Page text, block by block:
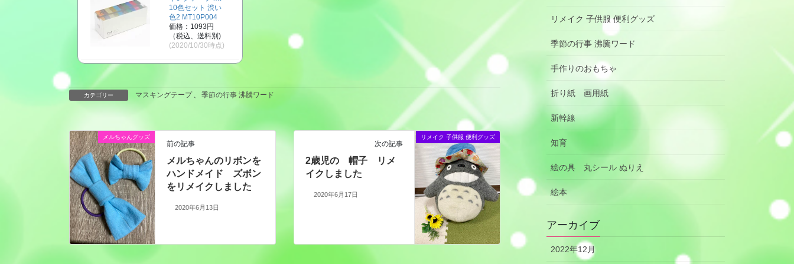
10色セット 渋い
色2 MT10P004
価格：1093円
（税込、送料別)
(2020/10/30時点)
カテゴリー マスキングテープ 季節の行事 沸騰ワード
メルちゃんグッズ
前の記事
メルちゃんのリボンを
ハンドメイド ズボン
をリメイクしました
2020年6月13日
リメイク 子供服 便利グッズ
次の記事
2歳児の 帽子 リメ
イクしました
2020年6月17日
リメイク 子供服 便利グッズ
季節の行事 沸騰ワード
手作りのおもちゃ
折り紙 画用紙
新幹線
知育
絵の具 丸シール ぬりえ
絵本
アーカイブ
2022年12月